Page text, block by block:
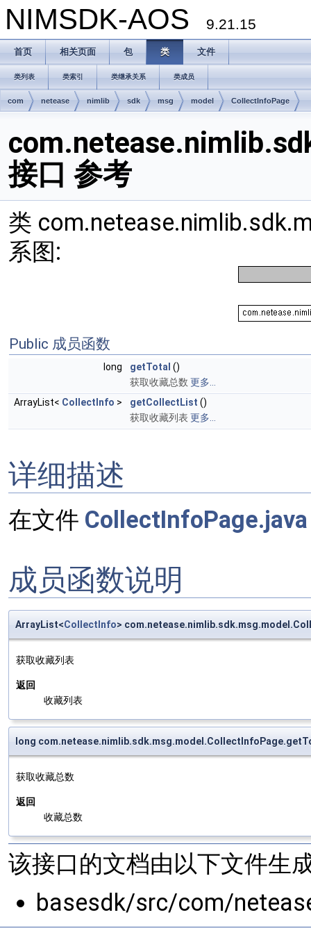
NIMSDK-AOS 9.21.15
首页 相关页面 包 类 文件
类列表 类索引 类继承关系 类成员
com netease nimlib sdk msg model CollectInfoPage
接口 参考
类
系图:
Public 成员函数
long getTotal ()
获取收藏总数 更多...
ArrayList< CollectInfo > getCollectList ()
获取收藏列表 更多...
详细描述
在文件 CollectInfoPage.java
成员函数说明
ArrayList<CollectInfo>
获取收藏列表
返回
收藏列表
long
获取收藏总数
返回
收藏总数
该接口的文档由以下文件生
basesdk/src/com/